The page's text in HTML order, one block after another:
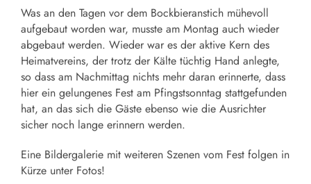
Was an den Tagen vor dem Bockbieranstich mühevoll
aufgebaut worden war, musste am Montag auch wieder
abgebaut werden. Wieder war es der aktive Kern des
Heimatvereins, der trotz der Kälte tüchtig Hand anlegte,
so dass am Nachmittag nichts mehr daran erinnerte, dass
hier ein gelungenes Fest am Pfingstsonntag stattgefunden
hat, an das sich die Gäste ebenso wie die Ausrichter
sicher noch lange erinnern werden.
Eine Bildergalerie mit weiteren Szenen vom Fest folgen in
Kürze unter Fotos!